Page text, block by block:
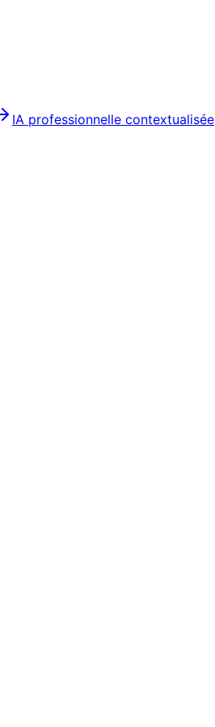
IA professionnelle contextualisée